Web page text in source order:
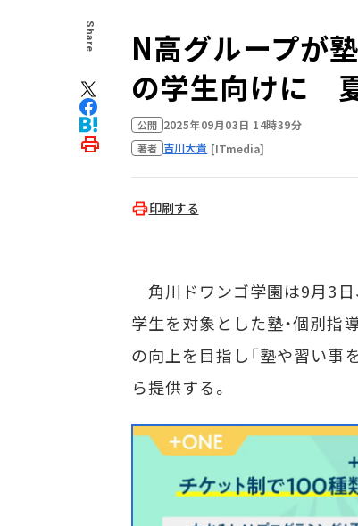
Share
N高グループが
の学生向けに 夏
公開 2025年09月03日 14時39分
著者 吉川大貴 [ITmedia]
印刷する
角川ドワンゴ学園は9月3日
学生を対象とした塾・個別指
の向上を目指し「塾や習い事
ら提供する。